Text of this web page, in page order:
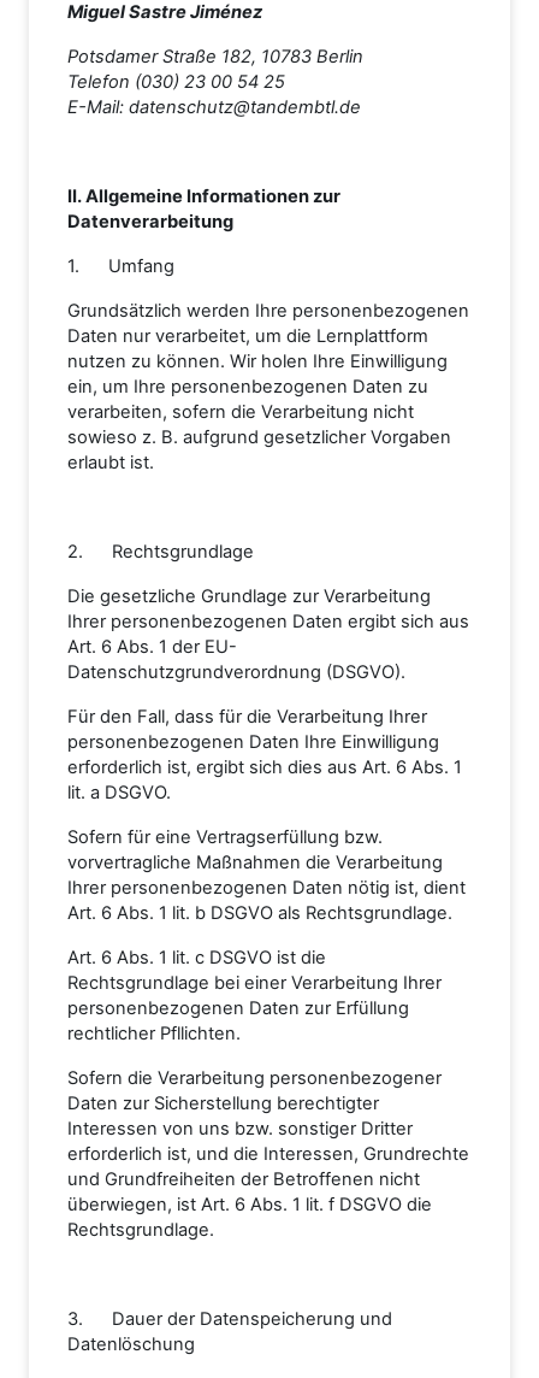
Miguel Sastre Jiménez
Potsdamer Straße 182, 10783 Berlin
Telefon (030) 23 00 54 25
E-Mail: datenschutz@tandembtl.de
II. Allgemeine Informationen zur
Datenverarbeitung
1. Umfang
Grundsätzlich werden Ihre personenbezogenen
Daten nur verarbeitet, um die Lernplattform
nutzen zu können. Wir holen Ihre Einwilligung
ein, um Ihre personenbezogenen Daten zu
verarbeiten, sofern die Verarbeitung nicht
sowieso z. B. aufgrund gesetzlicher Vorgaben
erlaubt ist.
2. Rechtsgrundlage
Die gesetzliche Grundlage zur Verarbeitung
Ihrer personenbezogenen Daten ergibt sich aus
Art. 6 Abs. 1 der EU-
Datenschutzgrundverordnung (DSGVO).
Für den Fall, dass für die Verarbeitung Ihrer
personenbezogenen Daten Ihre Einwilligung
erforderlich ist, ergibt sich dies aus Art. 6 Abs. 1
lit. a DSGVO.
Sofern für eine Vertragserfüllung bzw.
vorvertragliche Maßnahmen die Verarbeitung
Ihrer personenbezogenen Daten nötig ist, dient
Art. 6 Abs. 1 lit. b DSGVO als Rechtsgrundlage.
Art. 6 Abs. 1 lit. c DSGVO ist die
Rechtsgrundlage bei einer Verarbeitung Ihrer
personenbezogenen Daten zur Erfüllung
rechtlicher Pfllichten.
Sofern die Verarbeitung personenbezogener
Daten zur Sicherstellung berechtigter
Interessen von uns bzw. sonstiger Dritter
erforderlich ist, und die Interessen, Grundrechte
und Grundfreiheiten der Betroffenen nicht
überwiegen, ist Art. 6 Abs. 1 lit. f DSGVO die
Rechtsgrundlage.
3. Dauer der Datenspeicherung und
Datenlöschung